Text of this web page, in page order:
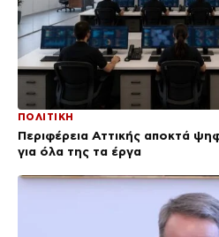
ΠΟΛΙΤΙΚΗ
Περιφέρεια Αττικής αποκτά
για όλα της τα έργα